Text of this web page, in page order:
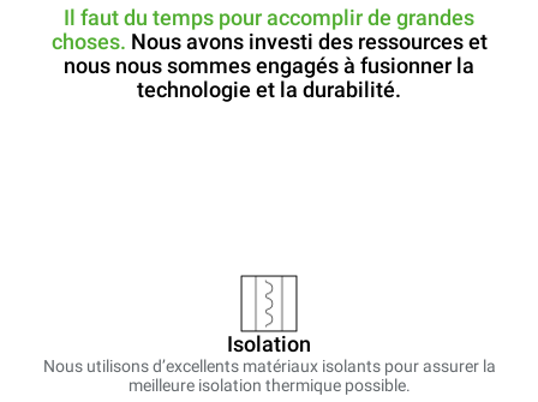
Il faut du temps pour accomplir de grandes
choses. Nous avons investi des ressources et
nous nous sommes engagés à fusionner la
technologie et la durabilité.
Isolation
Nous utilisons d’excellents matériaux isolants pour assurer la
meilleure isolation thermique possible.